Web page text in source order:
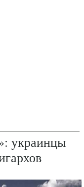
украинцы